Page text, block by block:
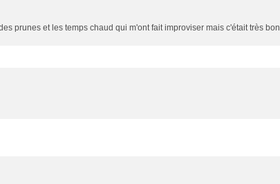
prunes et les temps chaud qui m'ont fait improviser mais c'était très bon